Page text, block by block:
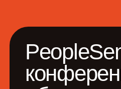
процессами
и собой
Купить билет